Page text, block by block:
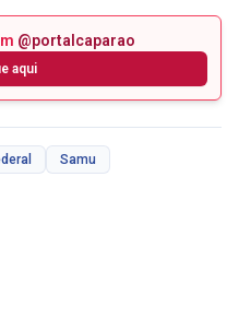
@portalcaparao
aqui
Samu